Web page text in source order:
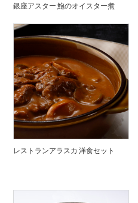
銀座アスター 鮑のオイスター煮
レストランアラスカ 洋食セット